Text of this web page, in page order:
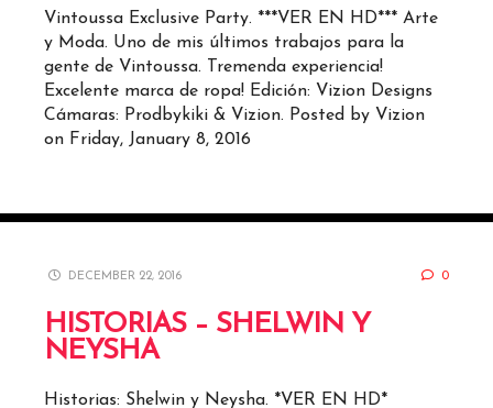
Vintoussa Exclusive Party. ***VER EN HD*** Arte
y Moda. Uno de mis últimos trabajos para la
gente de Vintoussa. Tremenda experiencia!
Excelente marca de ropa! Edición: Vizion Designs
Cámaras: Prodbykiki & Vizion. Posted by Vizion
on Friday, January 8, 2016
DECEMBER 22, 2016 0
HISTORIAS – SHELWIN Y
NEYSHA
Historias: Shelwin y Neysha. *VER EN HD*